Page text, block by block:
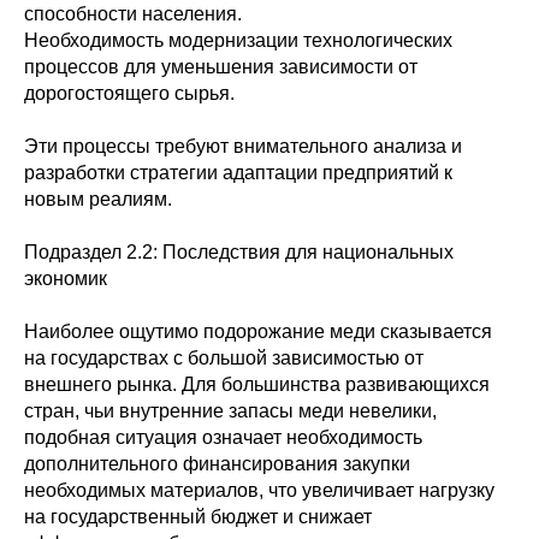
способности населения.
Необходимость модернизации технологических
процессов для уменьшения зависимости от
дорогостоящего сырья.
Эти процессы требуют внимательного анализа и
разработки стратегии адаптации предприятий к
новым реалиям.
Подраздел 2.2: Последствия для национальных
экономик
Наиболее ощутимо подорожание меди сказывается
на государствах с большой зависимостью от
внешнего рынка. Для большинства развивающихся
стран, чьи внутренние запасы меди невелики,
подобная ситуация означает необходимость
дополнительного финансирования закупки
необходимых материалов, что увеличивает нагрузку
на государственный бюджет и снижает